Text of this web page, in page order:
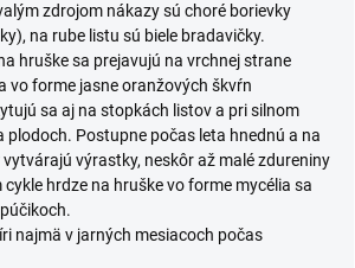
zdrojom nákazy sú choré borievky
na rube listu sú biele bradavičky.
hruške sa prejavujú na vrchnej strane
vo forme jasne oranžových škvŕn
sa aj na stopkách listov a pri silnom
plodoch. Postupne počas leta hnednú a na
výrastky, neskôr až malé zdureniny
hrdze na hruške vo forme mycélia sa
najmä v jarných mesiacoch počas